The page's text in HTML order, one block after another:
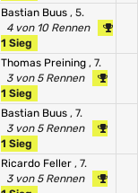
Bastian Buus , 5.
4 von 10 Rennen
1 Sieg
Thomas Preining , 7.
3 von 5 Rennen
1 Sieg
Bastian Buus , 7.
3 von 5 Rennen
1 Sieg
Ricardo Feller , 7.
3 von 5 Rennen